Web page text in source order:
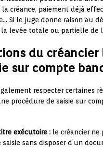
la créance, paiement déjà
Si le juge donne raison au
levée totale ou partielle de
du créancier
sur compte
respecter certaines
procédure de saisie sur
exécutoire : le créancier ne
sans disposer d’un